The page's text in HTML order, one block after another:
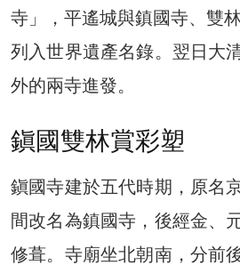
寺」，平遙城與鎮國寺、雙
列入世界遺產名錄。翌日大
外的兩寺進發。
鎭國雙林賞彩塑
鎭國寺建於五代時期，原名
間改名為鎮國寺，後經金、
修葺。寺廟坐北朝南，分前